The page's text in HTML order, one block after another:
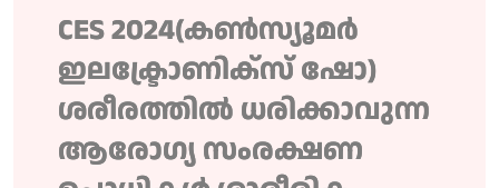
CES 2024(കൺസ്യൂമർ
ഇലക്ട്രോണിക്സ് ഷോ)
ശരീരത്തിൽ ധരിക്കാവുന്ന
ആരോഗ്യ സംരക്ഷണ